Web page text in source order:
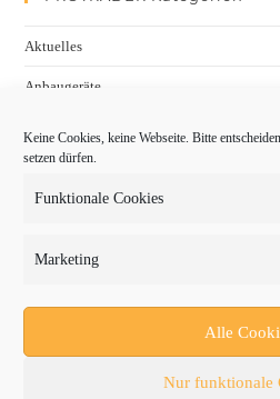
Keine Cookies, keine Webseite. Bitte
setzen dürfen.
Funktionale Cookies
Marketing
Alle
Nur funktionale
Aktuelles
Anbaugeräte
Baumaschinen
Fachmessen